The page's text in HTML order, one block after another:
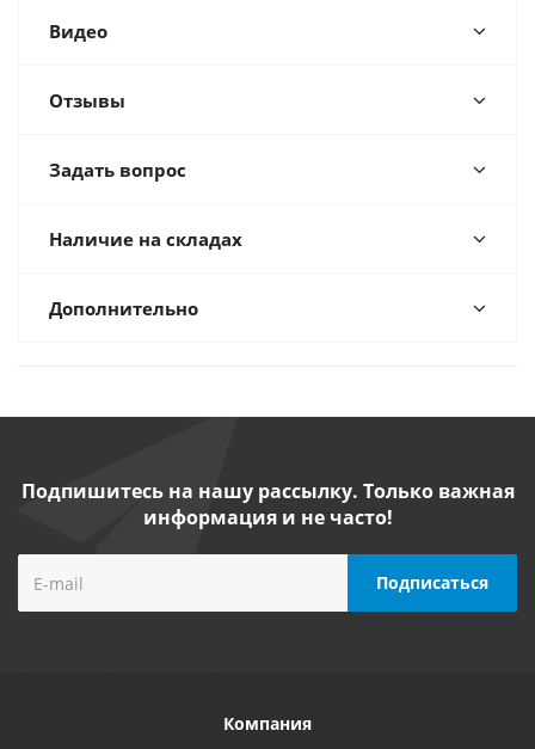
Видео
Отзывы
Задать вопрос
Наличие на складах
Дополнительно
Подпишитесь на нашу рассылку. Только важная
информация и не часто!
Компания